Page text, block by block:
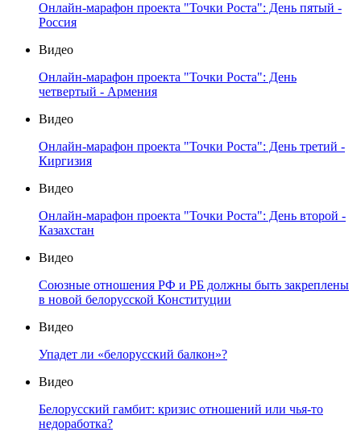
Онлайн-марафон проекта "Точки Роста": День пятый -
Россия
Видео
Онлайн-марафон проекта "Точки Роста": День
четвертый - Армения
Видео
Онлайн-марафон проекта "Точки Роста": День третий -
Киргизия
Видео
Онлайн-марафон проекта "Точки Роста": День второй -
Казахстан
Видео
Союзные отношения РФ и РБ должны быть закреплены
в новой белорусской Конституции
Видео
Упадет ли «белорусский балкон»?
Видео
Белорусский гамбит: кризис отношений или чья-то
недоработка?